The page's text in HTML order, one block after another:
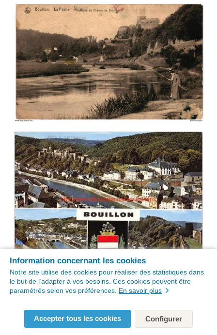
Information concernant les cookies
Notre site utilise des cookies pour réaliser des statistiques dans
le but de l’adapter à vos besoins. Ces cookies peuvent être
paramétrés selon vos préférences. En savoir plus
Accepter tous les cookies Configurer